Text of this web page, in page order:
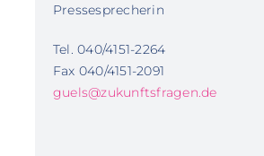
Pressesprecherin
Tel. 040/4151-2264
Fax 040/4151-2091
guels@zukunftsfragen.de